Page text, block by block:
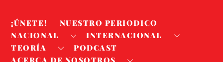
¡ÚNETE!
NUESTRO PERIODICO
NACIONAL
INTERNACIONAL
TEORÍA
PODCAST
ACERCA DE NOSOTROS